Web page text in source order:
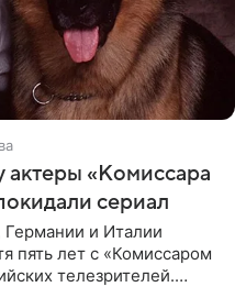
актеры «Комиссара
сериал
Германии и Италии
пять лет с «Комиссаром
телезрителей.